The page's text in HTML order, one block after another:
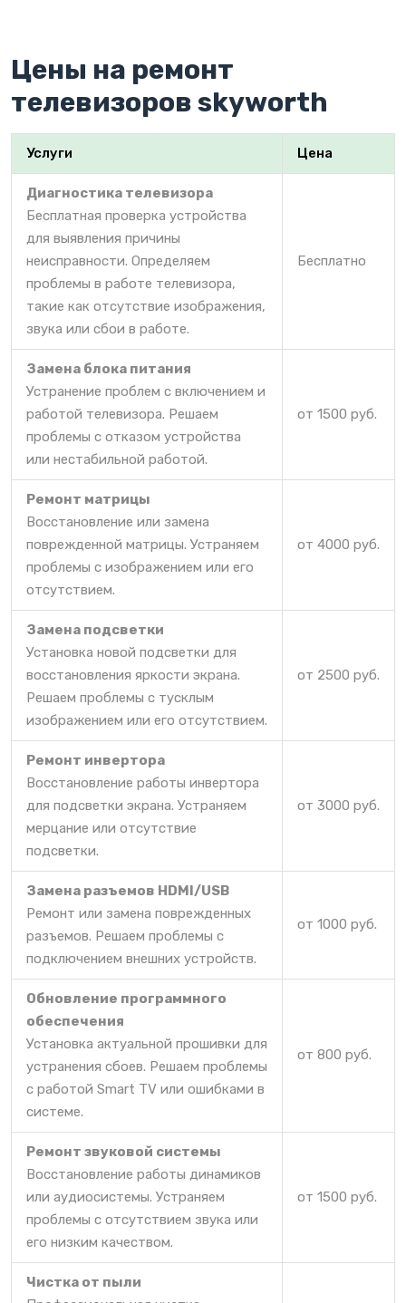
Цены на ремонт
телевизоров skyworth
Услуги Цена
Диагностика телевизора
Бесплатная проверка устройства
для выявления причины
неисправности. Определяем
проблемы в работе телевизора,
такие как отсутствие изображения,
звука или сбои в работе.
Бесплатно
Замена блока питания
Устранение проблем с включением и
работой телевизора. Решаем
проблемы с отказом устройства
или нестабильной работой.
от 1500 руб.
Ремонт матрицы
Восстановление или замена
поврежденной матрицы. Устраняем
проблемы с изображением или его
отсутствием.
от 4000 руб.
Замена подсветки
Установка новой подсветки для
восстановления яркости экрана.
Решаем проблемы с тусклым
изображением или его отсутствием.
от 2500 руб.
Ремонт инвертора
Восстановление работы инвертора
для подсветки экрана. Устраняем
мерцание или отсутствие
подсветки.
от 3000 руб.
Замена разъемов HDMI/USB
Ремонт или замена поврежденных
разъемов. Решаем проблемы с
подключением внешних устройств.
от 1000 руб.
Обновление программного
обеспечения
Установка актуальной прошивки для
устранения сбоев. Решаем проблемы
с работой Smart TV или ошибками в
системе.
от 800 руб.
Ремонт звуковой системы
Восстановление работы динамиков
или аудиосистемы. Устраняем
проблемы с отсутствием звука или
его низким качеством.
от 1500 руб.
Чистка от пыли